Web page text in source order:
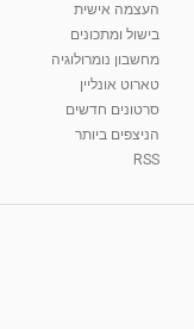
העצמה אישית
בישול ומתכונים
מחשבון נומרולוגיה
טארוט אונליין
סרטונים חדשים
הניצפים ביותר
RSS